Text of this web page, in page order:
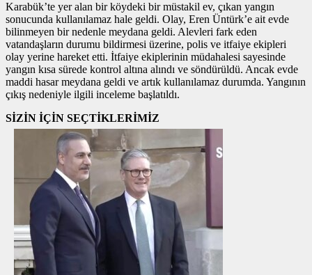
Karabük’te yer alan bir köydeki bir müstakil ev, çıkan yangın
sonucunda kullanılamaz hale geldi. Olay, Eren Üntürk’e ait evde
bilinmeyen bir nedenle meydana geldi. Alevleri fark eden
vatandaşların durumu bildirmesi üzerine, polis ve itfaiye ekipleri
olay yerine hareket etti. İtfaiye ekiplerinin müdahalesi sayesinde
yangın kısa sürede kontrol altına alındı ve söndürüldü. Ancak evde
maddi hasar meydana geldi ve artık kullanılamaz durumda. Yangının
çıkış nedeniyle ilgili inceleme başlatıldı.
SİZİN İÇİN SEÇTİKLERİMİZ